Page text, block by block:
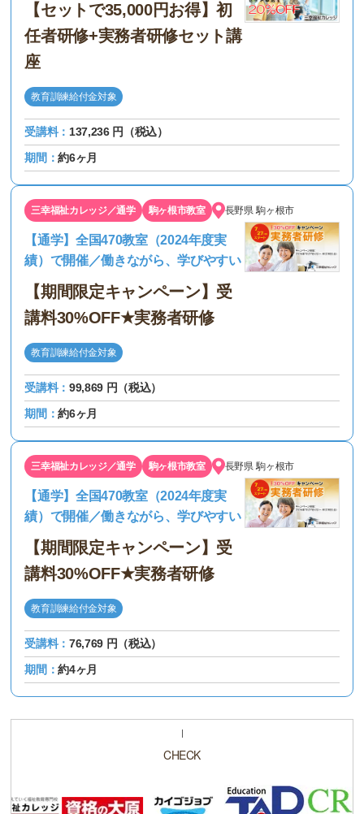
【セットで35,000円お得】初
任者研修+実務者研修セット講
座
教育訓練給付金対象
受講料： 137,236 円（税込）
期間：約6ヶ月
三幸福祉カレッジ／通学 駒ヶ根市教室 長野県 駒ヶ根市
【通学】全国470教室（2024年度実
績）で開催／働きながら、学びやすい
【期間限定キャンペーン】受
講料30%OFF★実務者研修
教育訓練給付金対象
受講料：99,869 円（税込）
期間：約6ヶ月
三幸福祉カレッジ／通学 駒ヶ根市教室 長野県 駒ヶ根市
【通学】全国470教室（2024年度実
績）で開催／働きながら、学びやすい
【期間限定キャンペーン】受
講料30%OFF★実務者研修
教育訓練給付金対象
受講料：76,769 円（税込）
期間：約4ヶ月
CHECK